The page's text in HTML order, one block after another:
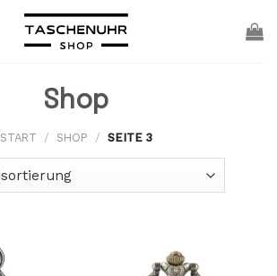
Shop
START / SHOP / SEITE 3